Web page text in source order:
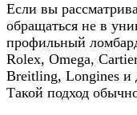
Если вы
обращаться не в
профильный
Rolex, Omega,
Breitling, Longines и
Такой подход